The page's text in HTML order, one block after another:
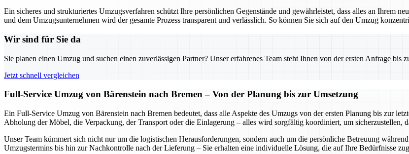
Ein sicheres und strukturiertes Umzugsverfahren schützt Ihre persönlichen Gegenstände und gewährleistet, dass alles an Ihrem
und dem Umzugsunternehmen wird der gesamte Prozess transparent und verlässlich. So können Sie sich auf den Umzug
Wir sind für Sie da
Sie planen einen Umzug und suchen einen zuverlässigen Partner? Unser erfahrenes Team steht Ihnen von der ersten Anfrage
Jetzt schnell vergleichen
Full-Service Umzug von Bärenstein nach Bremen – Von der Planung bis zur Umsetzung
Ein Full-Service Umzug von Bärenstein nach Bremen bedeutet, dass alle Aspekte des Umzugs von der ersten Planung bis zur
Abholung der Möbel, die Verpackung, der Transport oder die Einlagerung – alles wird sorgfältig koordiniert, um sicherzustellen,
Unser Team kümmert sich nicht nur um die logistischen Herausforderungen, sondern auch um die persönliche Betreuung
Umzugstermins bis hin zur Nachkontrolle nach der Lieferung – Sie erhalten eine individuelle Lösung, die auf Ihre Bedürfnisse